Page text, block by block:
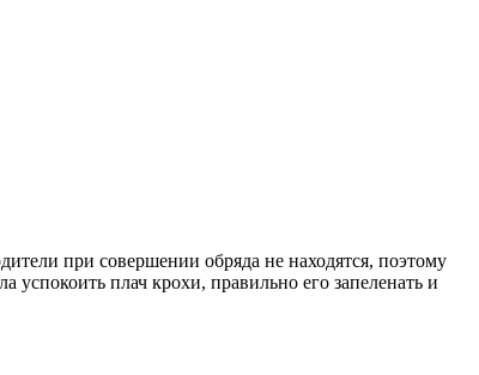
при совершении обряда не находятся, поэтому
плач крохи, правильно его запеленать и